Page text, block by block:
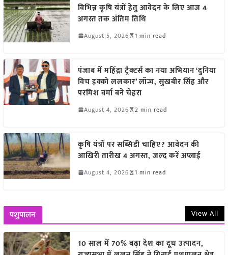
विभिन्न कृषि यंत्रों हेतु आवेदन के लिए आज 4
अगस्त तक अंतिम तिथि
August 5, 2026 1 min read
पंजाब में महिंद्रा ट्रैक्टर्स का नया अभियान ‘दुनिया
विच इक्को ललकार’ लॉन्च, सुखबीर सिंह और
परमिश वर्मा बने चेहरा
August 4, 2026 2 min read
कृषि यंत्रों पर सब्सिडी चाहिए? आवेदन की
आखिरी तारीख 4 अगस्त, जल्द करें अप्लाई
August 4, 2026 1 min read
पशुपालन View All
10 साल में 70% बढ़ा देश का दूध उत्पादन,